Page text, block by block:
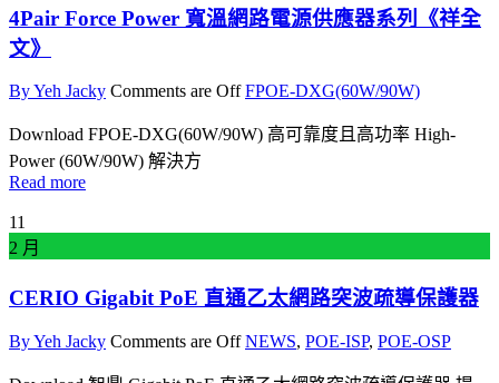
4Pair Force Power 寬溫網路電源供應器系列《祥全
文》
By Yeh Jacky Comments are Off FPOE-DXG(60W/90W)
Download FPOE-DXG(60W/90W) 高可靠度且高功率 High-
Power (60W/90W) 解決方
Read more
11
2 月
CERIO Gigabit PoE 直通乙太網路突波疏導保護器
By Yeh Jacky Comments are Off NEWS, POE-ISP, POE-OSP